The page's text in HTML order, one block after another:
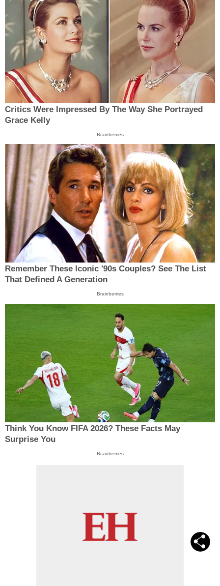
Critics Were Impressed By The Way She Portrayed
Grace Kelly
Brainberries
Remember These Iconic '90s Couples? See The List
That Defined A Generation
Brainberries
Think You Know FIFA 2026? These Facts May
Surprise You
Brainberries